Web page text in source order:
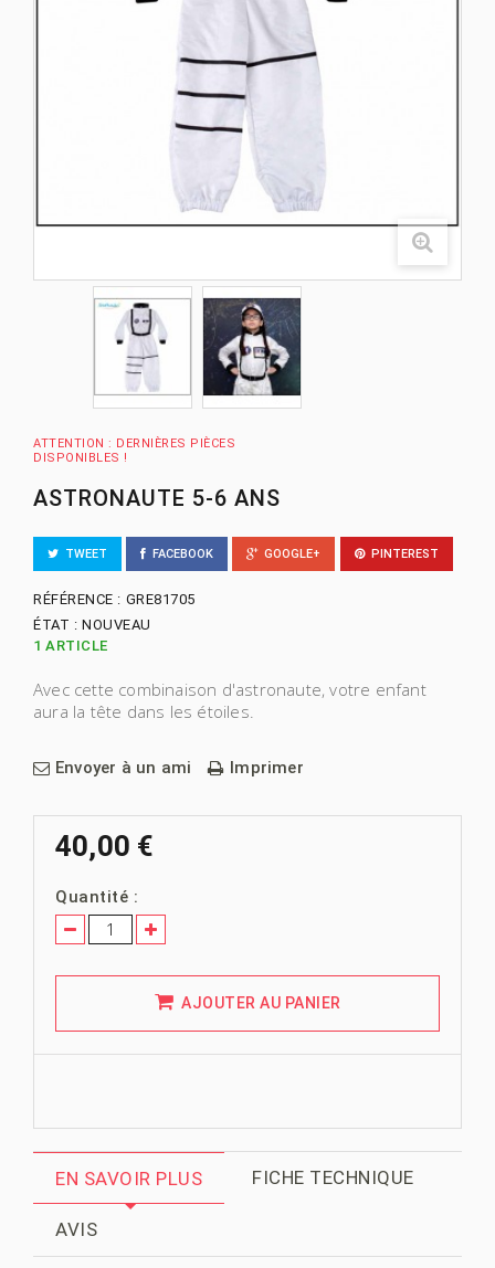
ATTENTION : DERNIÈRES PIÈCES
DISPONIBLES !
ASTRONAUTE 5-6 ANS
TWEET FACEBOOK GOOGLE+ PINTEREST
RÉFÉRENCE : GRE81705
ÉTAT : NOUVEAU
1 ARTICLE
Avec cette combinaison d'astronaute, votre enfant
aura la tête dans les étoiles.
Envoyer à un ami Imprimer
40,00 €
Quantité :
AJOUTER AU PANIER
EN SAVOIR PLUS FICHE TECHNIQUE
AVIS